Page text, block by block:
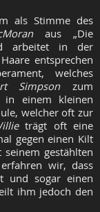
als Stimme des
aus „Die
arbeitet in der
entsprechen
welches
Simpsonzum
in einem kleinen
welcher oft zur
trägt oft eine
gegen einen Kilt
gestählten
wir, dass
und sogar einen
ihm jedoch den